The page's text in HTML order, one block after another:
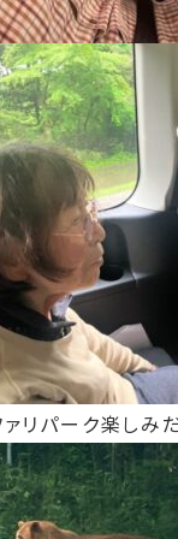
ァリパーク楽しみ